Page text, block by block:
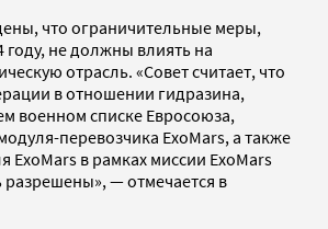
что ограничительные меры,
не должны влиять на
отрасль. «Совет считает, что
в отношении гидразина,
военном списке Евросоюза,
перевозчика ExoMars, а также
ExoMars в рамках миссии ExoMars
— отмечается в